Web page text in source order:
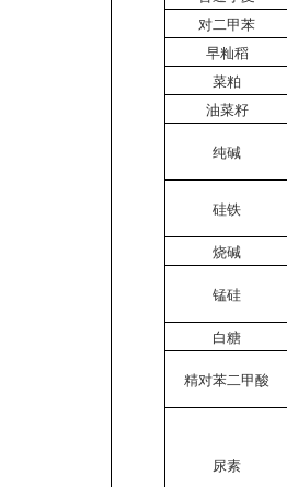
对二甲苯
早籼稻
菜粕
油菜籽
纯碱
硅铁
烧碱
锰硅
白糖
精对苯二甲酸
尿素